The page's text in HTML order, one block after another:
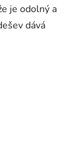
je odolný a
dává